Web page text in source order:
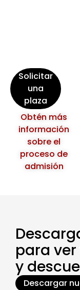
Solicitar
una
plaza
Obtén más
información
sobre el
proceso de
admisión
para
y
Descargar